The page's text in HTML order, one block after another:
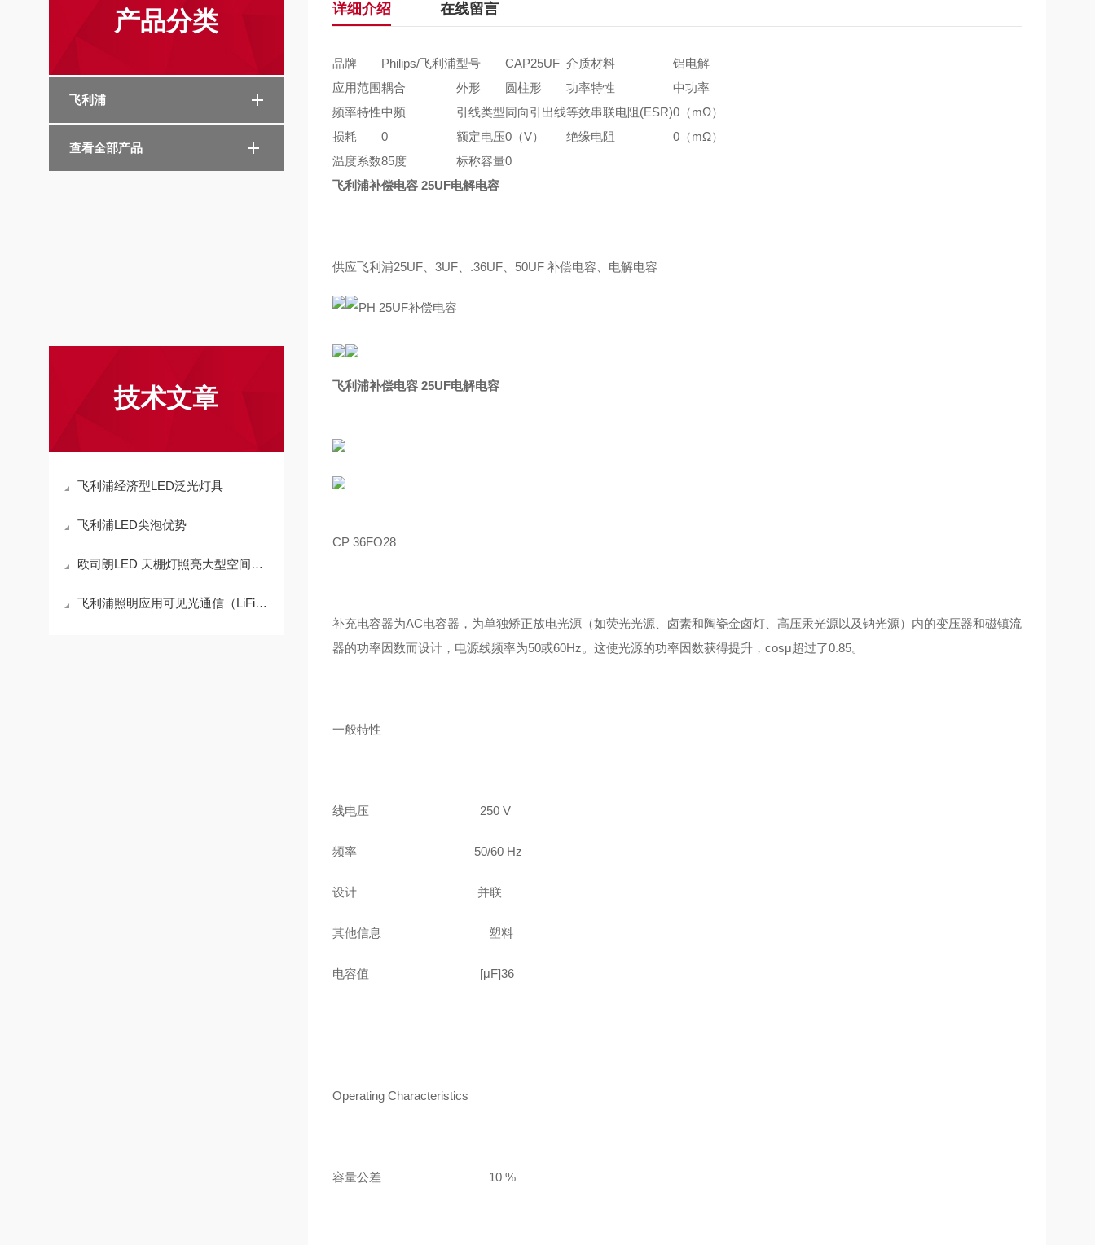
产品分类
飞利浦
查看全部产品
技术文章
飞利浦经济型LED泛光灯具
飞利浦LED尖泡优势
欧司朗LED 天棚灯照亮大型空间新境界
飞利浦照明应用可见光通信（LiFi）技术，用光传输宽带数据
详细介绍 在线留言
品牌 Philips/飞利浦型号 CAP25UF 介质材料
铝电解
应用范围耦合 外形 圆柱形 功率特性
中功率
频率特性中频 引线类型同向引出线等效串联电阻(ESR)0（mΩ）
损耗
0 额定电压0（V） 绝缘电阻
0（mΩ）
温度系数85度 标称容量0
飞利浦补偿电容 25UF电解电容
供应飞利浦25UF、3UF、.36UF、50UF 补偿电容、电解电容
飞利浦补偿电容 25UF电解电容
CP 36FO28
补充电容器为AC电容器，为单独矫正放电光源（如荧光光源、卤素和陶瓷金卤灯、高压汞光源以及钠光源）内的变压器和磁镇流
器的功率因数而设计，电源线频率为50或60Hz。 这使光源的功率因数获得提升， cosμ超过了0.85。
一般特性
线电压 250 V
频率 50/60 Hz
设计 并联
其他信息 塑料
电容值 [μF]36
Operating Characteristics
容量公差 10 %